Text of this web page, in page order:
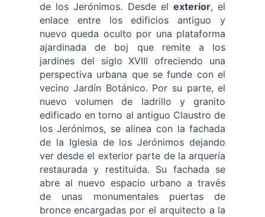
de los Jerónimos. Desde elexterior, el
enlace entre los edificios antiguo y
nuevo queda oculto por una plataforma
ajardinada de boj que remite a los
jardines del siglo XVIII ofreciendo una
perspectiva urbana que se funde con el
vecino Jardín Botánico. Por su parte, el
nuevo volumen de ladrillo y granito
edificado en torno al antiguo Claustro de
los Jerónimos, se alinea con la fachada
de la Iglesia de los Jerónimos dejando
ver desde el exterior parte de la arquería
restaurada y restituida. Su fachada se
abre al nuevo espacio urbano a través
de unas monumentales puertas de
bronce encargadas por el arquitecto a la